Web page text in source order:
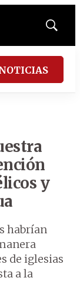
Mostrar
y
habrían
de iglesias
a la